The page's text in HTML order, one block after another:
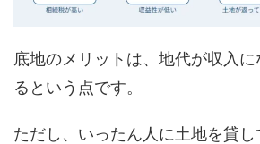
底地のメリットは、地代が収入
るという点です。
ただし、いったん人に土地を貸し